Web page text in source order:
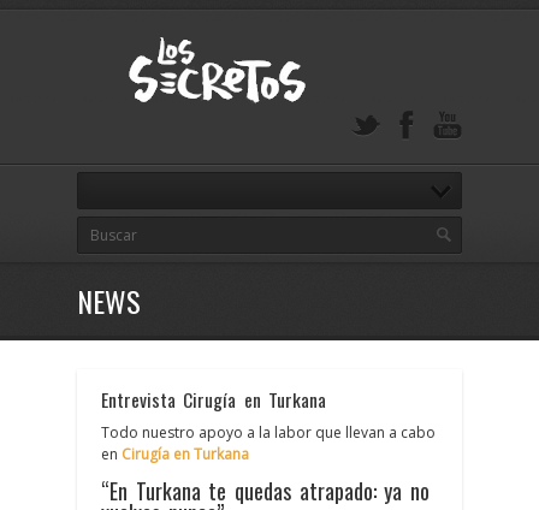
NEWS
Entrevista Cirugía en Turkana
Todo nuestro apoyo a la labor que llevan a cabo
en Cirugía en Turkana
“En Turkana te quedas atrapado: ya no